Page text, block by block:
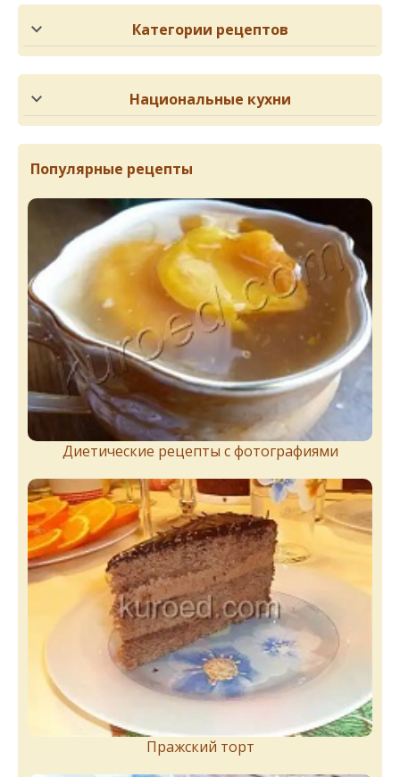
Категории рецептов
Национальные кухни
Популярные рецепты
Диетические рецепты с фотографиями
Пражский торт